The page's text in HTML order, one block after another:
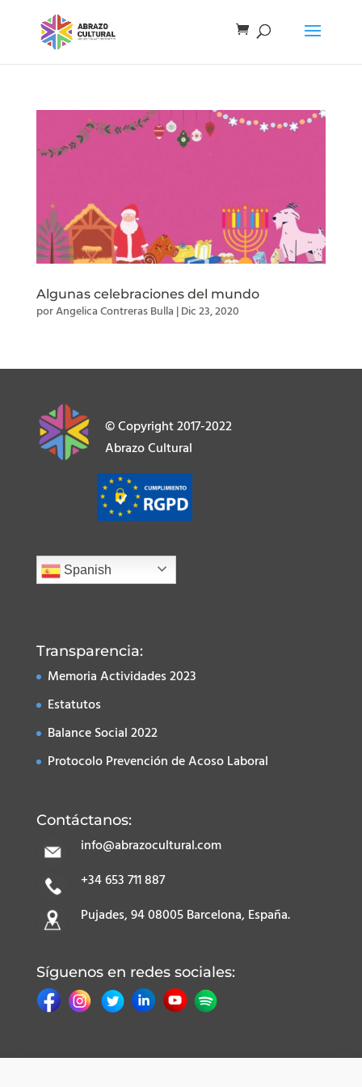
Algunas celebraciones del mundo
porAngelica Contreras Bulla |Dic 23, 2020
© Copyright 2017-2022
Abrazo Cultural
Spanish
Transparencia:
Memoria Actividades 2023
Estatutos
Balance Social 2022
Protocolo Prevención de Acoso Laboral
Contáctanos:
info@abrazocultural.com
+34 653 711 887
Pujades, 94 08005 Barcelona, España.
Síguenos en redes sociales: